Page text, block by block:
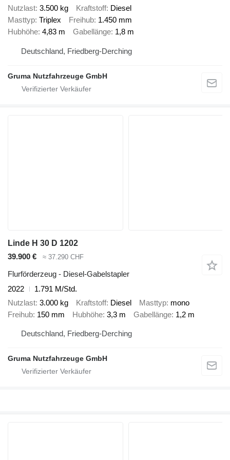
Nutzlast 3.500 kg Kraftstoff Diesel
Masttyp Triplex Freihub 1.450 mm
Hubhöhe 4,83 m Gabellänge 1,8 m
Deutschland, Friedberg-Derching
Gruma Nutzfahrzeuge GmbH
Linde H 30 D 1202
39.900 €
≈ 37.290 CHF
Flurförderzeug - Diesel-Gabelstapler
2022
1.791 M/Std.
Nutzlast 3.000 kg Kraftstoff Diesel Masttyp mono
Freihub 150 mm Hubhöhe 3,3 m Gabellänge 1,2 m
Deutschland, Friedberg-Derching
Gruma Nutzfahrzeuge GmbH